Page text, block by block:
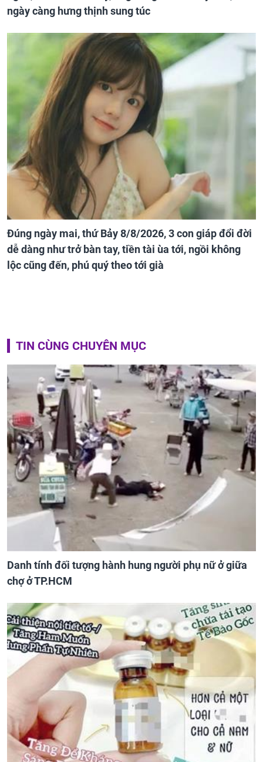
ngày càng hưng thịnh sung túc
Đúng ngày mai, thứ Bảy 8/8/2026, 3 con giáp đổi đời
dễ dàng như trở bàn tay, tiền tài ùa tới, ngồi không
lộc cũng đến, phú quý theo tới già
TIN CÙNG CHUYÊN MỤC
Danh tính đối tượng hành hung người phụ nữ ở giữa
chợ ở TP.HCM